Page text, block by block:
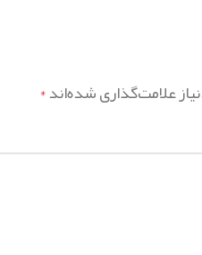
علامت‌گذاری شده‌اند*